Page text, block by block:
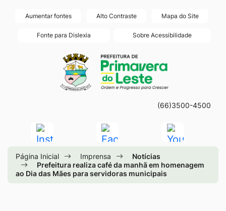
Seção
atalhos
menu
Ir
para
Aumentar fontes Alto Contraste Mapa do Site
Fonte para Dislexia Sobre Acessibilidade
(66)3500-4500
Acessar
a
Rede
Social
Acessar
a
Rede
Social
Acessar
a
Rede
Social
Página Inicial Imprensa
Notícias
Prefeitura realiza café da manhã em homenagem
ao Dia das Mães para servidoras municipais